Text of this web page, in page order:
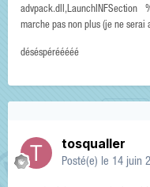
advpack.dll,LaunchINFSection
marche pas non plus (je ne serai
déséspérééééé
tosqualler
Posté(e) le 14 juin